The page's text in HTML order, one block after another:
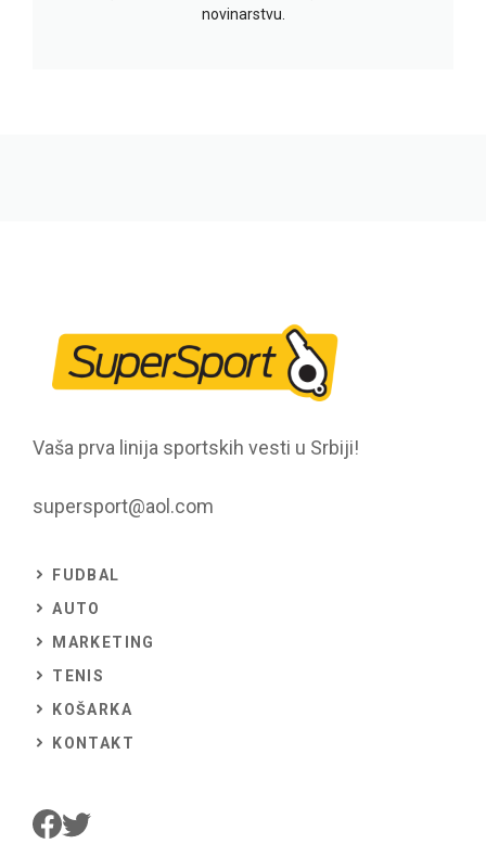
novinarstvu.
Vaša prva linija sportskih vesti u Srbiji!
supersport@aol.com
FUDBAL
AUTO
MARKETING
TENIS
KOŠARKA
KONTAKT